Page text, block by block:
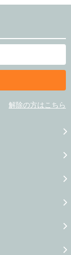
解除の方はこちら